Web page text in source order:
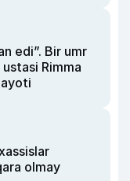
edi”. Bir umr
Rimma
olmay